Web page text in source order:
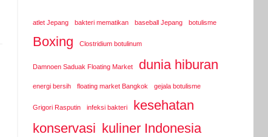
atlet Jepang bakteri mematikan baseball Jepang botulisme
Boxing Clostridium botulinum
Damnoen Saduak Floating Market dunia hiburan
energi bersih floating market Bangkok gejala botulisme
Grigori Rasputin infeksi bakteri
kesehatan
konservasi kuliner Indonesia